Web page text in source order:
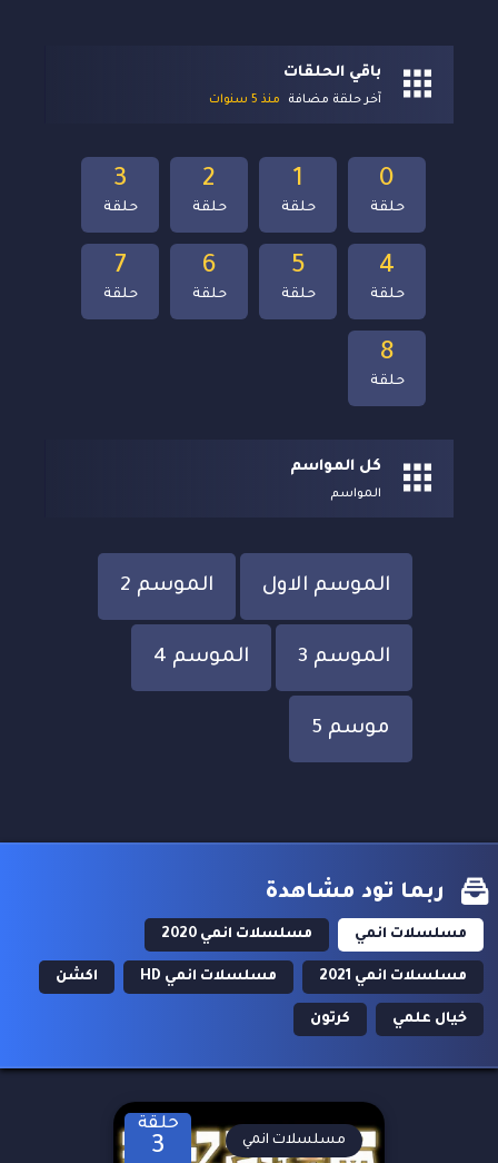
باقي الحلقات
آخر حلقة مضافة منذ 5 سنوات
8
حلقة
7
حلقة
6
حلقة
5
حلقة
4
حلقة
3
حلقة
2
حلقة
1
حلقة
0
حلقة
كل المواسم
المواسم
الموسم الاول الموسم 2
الموسم 3 الموسم 4
موسم 5
ربما تود مشاهدة
مسلسلات انمي مسلسلات انمي 2020
مسلسلات انمي 2021 مسلسلات انمي HD اكشن
خيال علمي كرتون
حلقة
3 مسلسلات انمي